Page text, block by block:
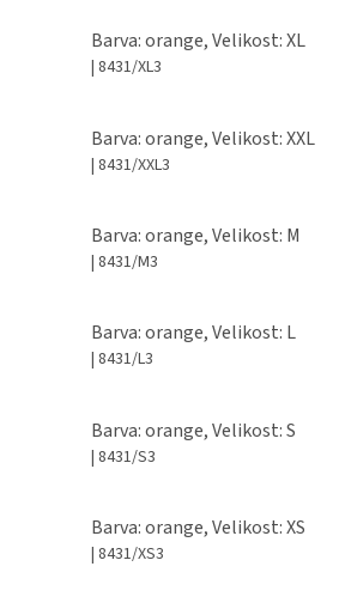
Barva: orange, Velikost: XL
| 8431/XL3
Barva: orange, Velikost: XXL
| 8431/XXL3
Barva: orange, Velikost: M
| 8431/M3
Barva: orange, Velikost: L
| 8431/L3
Barva: orange, Velikost: S
| 8431/S3
Barva: orange, Velikost: XS
| 8431/XS3